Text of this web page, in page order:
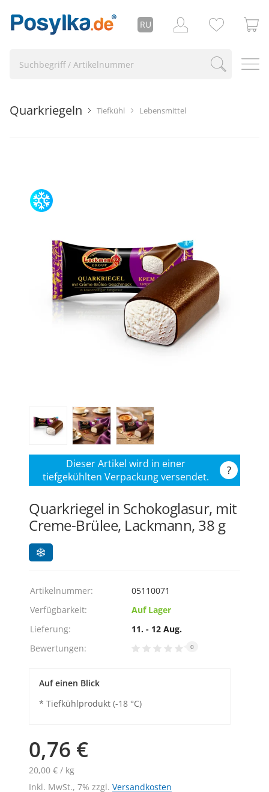
RU
Lebensmittel
Tiefkühl
Quarkriegeln
Dieser Artikel wird in einer
tiefgekühlten Verpackung versendet.
?
Quarkriegel in Schokoglasur, mit
Creme-Brüleе, Lackmann, 38 g
Artikelnummer:
05110071
Verfügbarkeit:
Auf Lager
Lieferung:
11. - 12 Aug.
Bewertungen:
0
Auf einen Blick
* Tiefkühlprodukt (-18 °C)
0,76 €
20,00 € / kg
Inkl. MwSt., 7% zzgl. Versandkosten